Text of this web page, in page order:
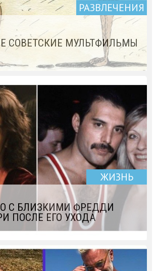
РАЗВЛЕЧЕНИЯ
СОВЕТСКИЕ МУЛЬТФИЛЬМЫ
ЖИЗНЬ
С БЛИЗКИМИ ФРЕДДИ
ПОСЛЕ ЕГО УХОДА